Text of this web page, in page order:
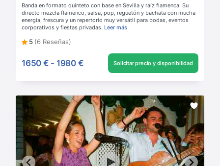
Banda en formato quinteto con base en Sevilla y raíz flamenca. Su
directo mezcla flamenco, salsa, pop, reguetón y bachata con mucha
energía, frescura y un repertorio muy versátil para bodas, eventos
corporativos y fiestas privadas. Leer más
5 (6 Reseñas)
1650 € - 1980 € Solicitar precio y disponibilidad